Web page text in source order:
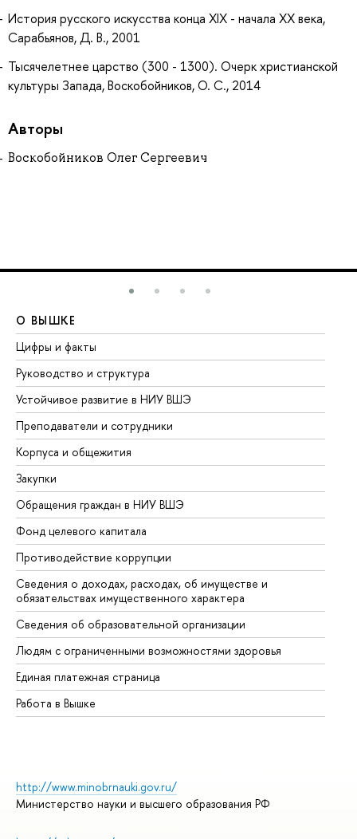
История русского искусства конца XIX - начала XX века,
Сарабьянов, Д. В., 2001
Тысячелетнее царство (300 - 1300). Очерк христианской
культуры Запада, Воскобойников, О. С., 2014
Авторы
Воскобойников Олег Сергеевич
О ВЫШКЕ
Цифры и факты
Руководство и структура
Устойчивое развитие в НИУ ВШЭ
Преподаватели и сотрудники
Корпуса и общежития
Закупки
Обращения граждан в НИУ ВШЭ
Фонд целевого капитала
Противодействие коррупции
Сведения о доходах, расходах, об имуществе и
обязательствах имущественного характера
Сведения об образовательной организации
Людям с ограниченными возможностями здоровья
Единая платежная страница
Работа в Вышке
http://www.minobrnauki.gov.ru/
Министерство науки и высшего образования РФ